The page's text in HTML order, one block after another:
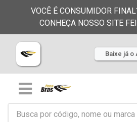
VOCÊ É CONSUMIDOR
CONHEÇA NOSSO SITE
Baixe já o